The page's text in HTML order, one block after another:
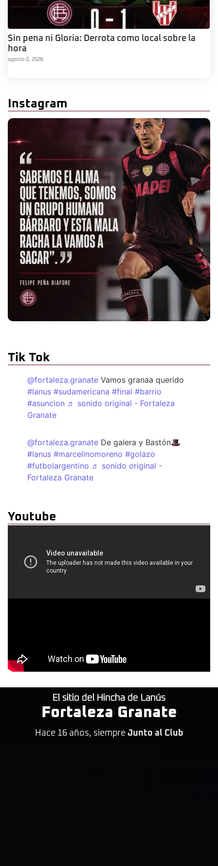
Sin pena ni Gloria: Derrota como local sobre la
hora
agosto 2, 2026
Instagram
Tik Tok
@fortaleza.granate Vamos granaa querido
#lanus #sudamericana #final #barrio
#asuncion ♬ sonido original - Fortaleza
Granate
@fortaleza.granate De galera y Bastón🎩
#lanus #marcelinomoreno #golazo
#futbolargentino ♬ sonido original -
Fortaleza Granate
Youtube
El sitio del Hincha de Lanús
Fortaleza Granate
Hace 16 años, siempre Junto al Club